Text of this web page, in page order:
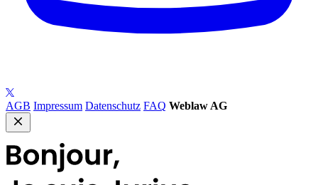
AGB Impressum Datenschutz FAQ Weblaw AG